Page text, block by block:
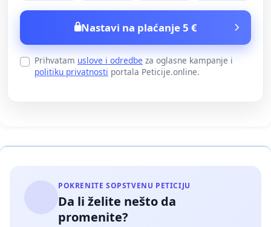
Nastavi na plaćanje 5 €
Prihvatam uslove i odredbe za oglasne kampanje i
politiku privatnosti portala Peticije.online.
POKRENITE SOPSTVENU PETICIJU
Da li želite nešto da
promenite?